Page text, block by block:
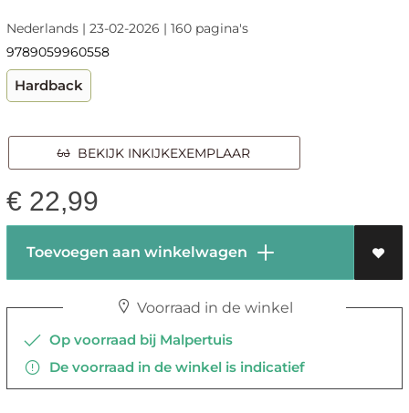
Nederlands | 23-02-2026 | 160 pagina's
9789059960558
Hardback
BEKIJK INKIJKEXEMPLAAR
€ 22,99
Toevoegen aan winkelwagen
Voorraad in de winkel
Op voorraad bij Malpertuis
De voorraad in de winkel is indicatief